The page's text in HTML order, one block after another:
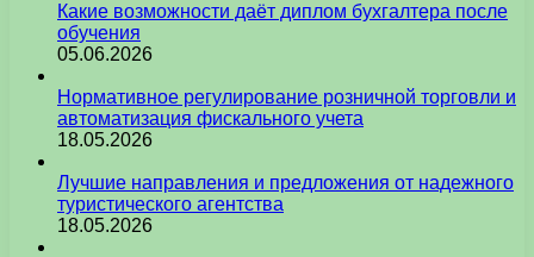
Какие возможности даёт диплом бухгалтера после
обучения
05.06.2026
Нормативное регулирование розничной торговли и
автоматизация фискального учета
18.05.2026
Лучшие направления и предложения от надежного
туристического агентства
18.05.2026